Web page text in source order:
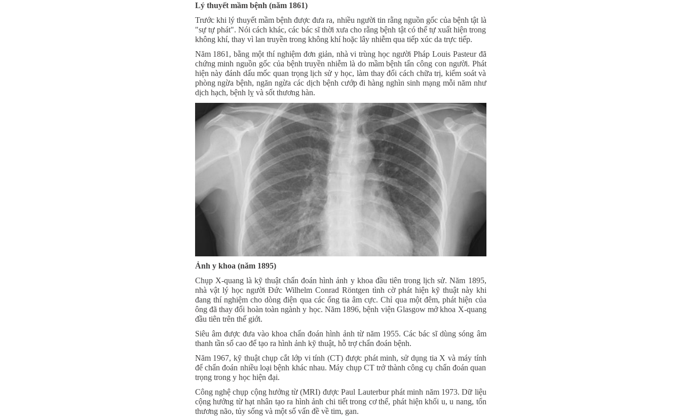
Lý thuyết mầm bệnh (năm 1861)
Trước khi lý thuyết mầm bệnh được đưa ra, nhiều người tin rằng nguồn gốc của bệnh tật là
"sự tự phát". Nói cách khác, các bác sĩ thời xưa cho rằng bệnh tật có thể tự xuất hiện trong
không khí, thay vì lan truyền trong không khí hoặc lây nhiễm qua tiếp xúc da trực tiếp.
Năm 1861, bằng một thí nghiệm đơn giản, nhà vi trùng học người Pháp Louis Pasteur đã
chứng minh nguồn gốc của bệnh truyền nhiễm là do mầm bệnh tấn công con người. Phát
hiện này đánh dấu mốc quan trọng lịch sử y học, làm thay đổi cách chữa trị, kiểm soát và
phòng ngừa bệnh, ngăn ngừa các dịch bệnh cướp đi hàng nghìn sinh mạng mỗi năm như
dịch hạch, bệnh lỵ và sốt thương hàn.
Ảnh y khoa (năm 1895)
Chụp X-quang là kỹ thuật chẩn đoán hình ảnh y khoa đầu tiên trong lịch sử. Năm 1895,
nhà vật lý học người Đức Wilhelm Conrad Rӧntgen tình cờ phát hiện kỹ thuật này khi
đang thí nghiệm cho dòng điện qua các ống tia âm cực. Chỉ qua một đêm, phát hiện của
ông đã thay đổi hoàn toàn ngành y học. Năm 1896, bệnh viện Glasgow mở khoa X-quang
đầu tiên trên thế giới.
Siêu âm được đưa vào khoa chẩn đoán hình ảnh từ năm 1955. Các bác sĩ dùng sóng âm
thanh tần số cao để tạo ra hình ảnh kỹ thuật, hỗ trợ chẩn đoán bệnh.
Năm 1967, kỹ thuật chụp cắt lớp vi tính (CT) được phát minh, sử dụng tia X và máy tính
để chẩn đoán nhiều loại bệnh khác nhau. Máy chụp CT trở thành công cụ chẩn đoán quan
trọng trong y học hiện đại.
Công nghệ chụp cộng hưởng từ (MRI) được Paul Lauterbur phát minh năm 1973. Dữ liệu
cộng hưởng từ hạt nhân tạo ra hình ảnh chi tiết trong cơ thể, phát hiện khối u, u nang, tổn
thương não, tủy sống và một số vấn đề về tim, gan.